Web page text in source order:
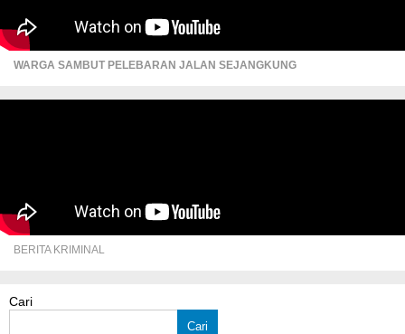
WARGA SAMBUT PELEBARAN JALAN SEJANGKUNG
BERITA KRIMINAL
Cari
Cari